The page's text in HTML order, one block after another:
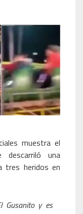
muestra el
una
tres heridos en
Gusanito y es